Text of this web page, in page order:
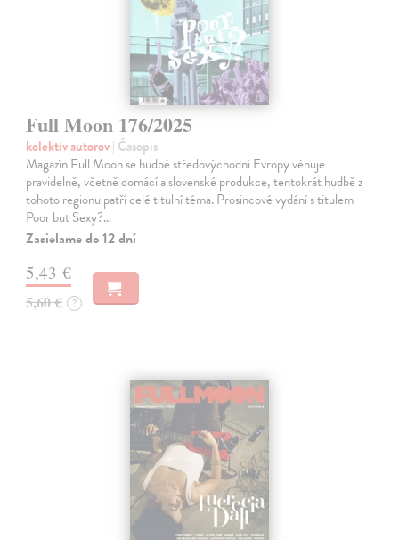
Full Moon 176/2025
kolektív autorov| Časopis
Magazín Full Moon se hudbě středovýchodní Evropy věnuje
pravidelně, včetně domácí a slovenské produkce, tentokrát hudbě z
tohoto regionu patří celé titulní téma. Prosincové vydání s titulem
Poor but Sexy?…
Zasielame do 12 dní
5,43 €
5,60 € ?